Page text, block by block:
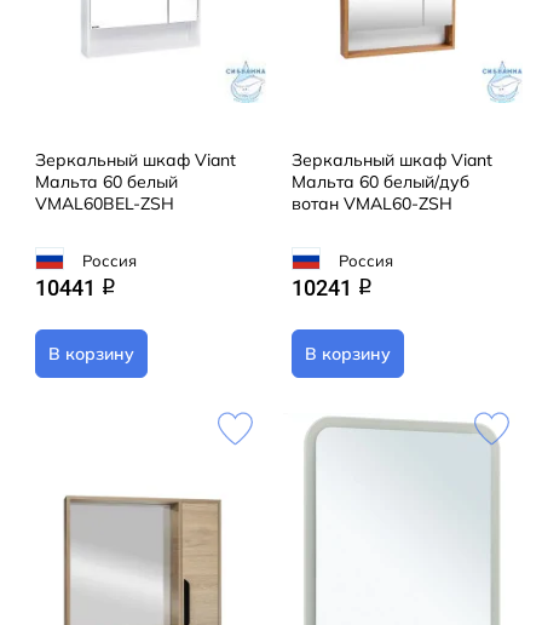
Зеркальный шкаф Viant
Мальта 60 белый
VMAL60BEL-ZSH
Россия
10441 q
В корзину
Зеркальный шкаф Viant
Мальта 60 белый/дуб
вотан VMAL60-ZSH
Россия
10241 q
В корзину